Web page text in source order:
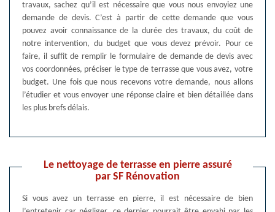
travaux, sachez qu’il est nécessaire que vous nous envoyiez une
demande de devis. C’est à partir de cette demande que vous
pouvez avoir connaissance de la durée des travaux, du coût de
notre intervention, du budget que vous devez prévoir. Pour ce
faire, il suffit de remplir le formulaire de demande de devis avec
vos coordonnées, préciser le type de terrasse que vous avez, votre
budget. Une fois que nous recevons votre demande, nous allons
l’étudier et vous envoyer une réponse claire et bien détaillée dans
les plus brefs délais.
Le nettoyage de terrasse en pierre assuré
par SF Rénovation
Si vous avez un terrasse en pierre, il est nécessaire de bien